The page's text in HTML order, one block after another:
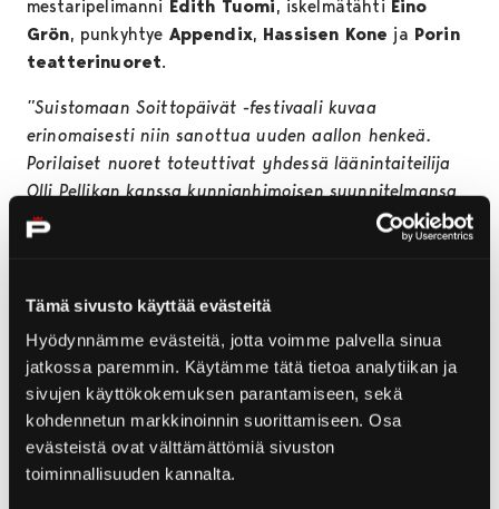
Tämä sivusto käyttää evästeitä
Hyödynnämme evästeitä, jotta voimme palvella sinua
jatkossa paremmin. Käytämme tätä tietoa analytiikan ja
sivujen käyttökokemuksen parantamiseen, sekä
kohdennetun markkinoinnin suorittamiseen. Osa
evästeistä ovat välttämättömiä sivuston
toiminnallisuuden kannalta.
mestaripelimanni Edith Tuomi, iskelmätähti Eino
Grön, punkyhtye Appendix, Hassisen Kone ja Porin
teatterinuoret.
”Suistomaan Soittopäivät -festivaali kuvaa
erinomaisesti niin sanottua uuden aallon henkeä.
Porilaiset nuoret toteuttivat yhdessä läänintaiteilija
Olli Pellikan kanssa kunnianhimoisen suunnitelmansa
omasta omaperäisestä festivaalista. Tämä toteutui jo
reilun puolen vuoden kuluttua Pelmun perustamisesta.
Satakunnan Museosta.
Neljänä kesänä järjestetty festivaali jätti jälkeensä
aimo annoksen musiikkiin liittyviä muistoja ja
esimerkin nuorison yhdessä tekemisen voimasta. Tulipa
samalla annettua myös yksi kasvualusta pian
festivaalin jälkeen alkaneelle ilmiölle, porirockille